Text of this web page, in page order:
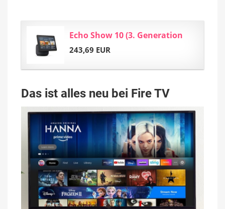
Echo Show 10 (3. Generation
243,69 EUR
Das ist alles neu bei Fire TV